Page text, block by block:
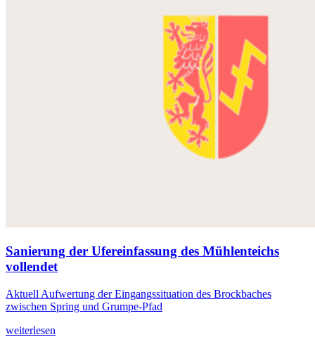
Sanierung der Ufereinfassung des Mühlenteichs
vollendet
Aktuell Aufwertung der Eingangssituation des Brockbaches
zwischen Spring und Grumpe-Pfad
weiterlesen